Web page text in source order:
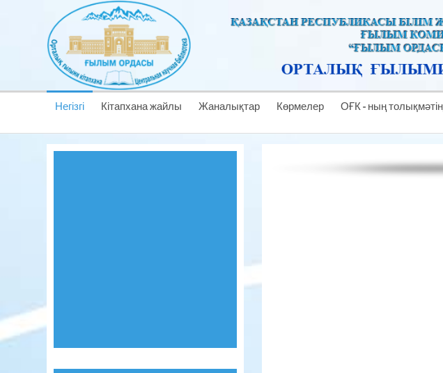
Негізгі Кітапхана жайлы Жаналықтар Көрмелер ОҒК - ның